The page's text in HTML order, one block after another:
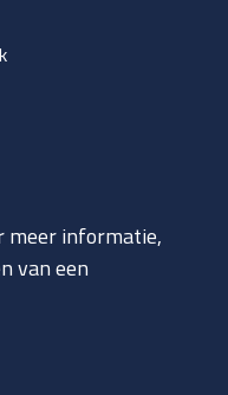
meer informatie,
van een